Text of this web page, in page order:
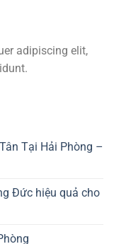
adipiscing elit,
Tại Hải Phòng –
Đức hiệu quả cho